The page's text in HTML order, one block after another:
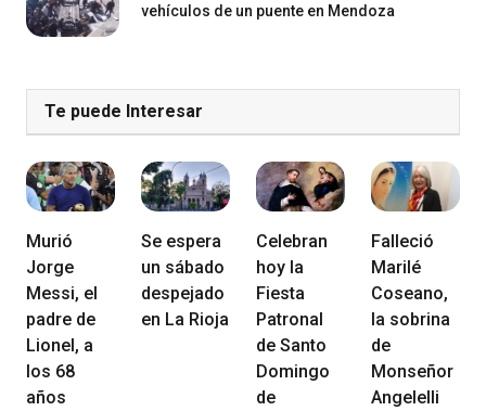
vehículos de un puente en Mendoza
Te puede Interesar
Murió
Jorge
Messi, el
padre de
Lionel, a
los 68
años
Se espera
un sábado
despejado
en La Rioja
Celebran
hoy la
Fiesta
Patronal
de Santo
Domingo
de
Falleció
Marilé
Coseano,
la sobrina
de
Monseñor
Angelelli